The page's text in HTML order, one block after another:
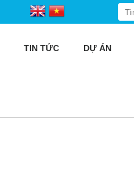
TIN TỨC DỰ ÁN